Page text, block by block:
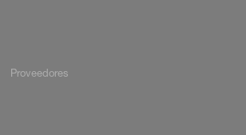
Proveedores